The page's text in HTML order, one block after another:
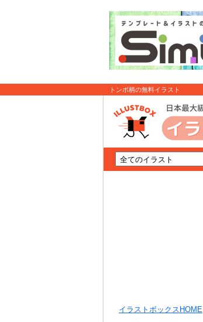
トンボ柄の無料イラスト
イラストボックスHOME